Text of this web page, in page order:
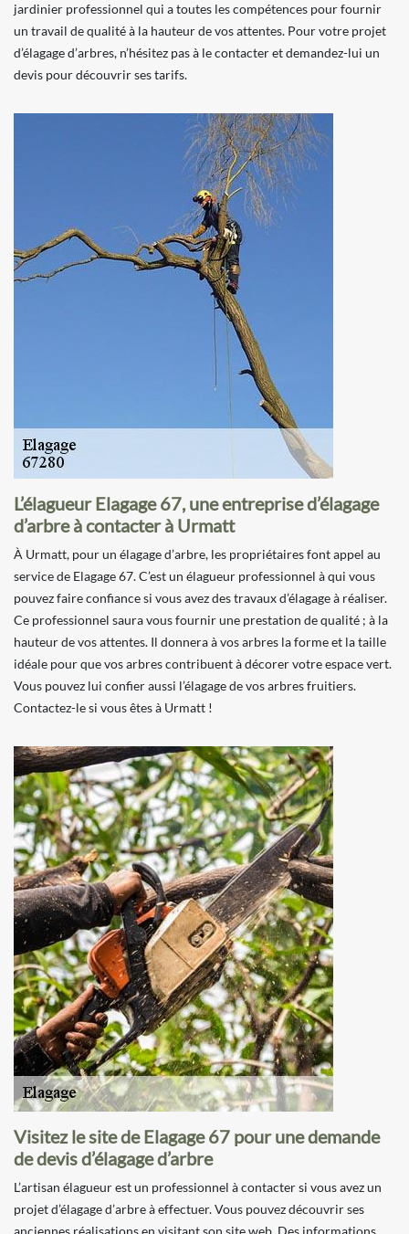
jardinier professionnel qui a toutes les compétences pour fournir
un travail de qualité à la hauteur de vos attentes. Pour votre projet
d’élagage d’arbres, n’hésitez pas à le contacter et demandez-lui un
devis pour découvrir ses tarifs.
L’élagueur Elagage 67, une entreprise d’élagage
d’arbre à contacter à Urmatt
À Urmatt, pour un élagage d’arbre, les propriétaires font appel au
service de Elagage 67. C’est un élagueur professionnel à qui vous
pouvez faire confiance si vous avez des travaux d’élagage à réaliser.
Ce professionnel saura vous fournir une prestation de qualité ; à la
hauteur de vos attentes. Il donnera à vos arbres la forme et la taille
idéale pour que vos arbres contribuent à décorer votre espace vert.
Vous pouvez lui confier aussi l’élagage de vos arbres fruitiers.
Contactez-le si vous êtes à Urmatt !
Visitez le site de Elagage 67 pour une demande
de devis d’élagage d’arbre
L’artisan élagueur est un professionnel à contacter si vous avez un
projet d’élagage d’arbre à effectuer. Vous pouvez découvrir ses
anciennes réalisations en visitant son site web. Des informations